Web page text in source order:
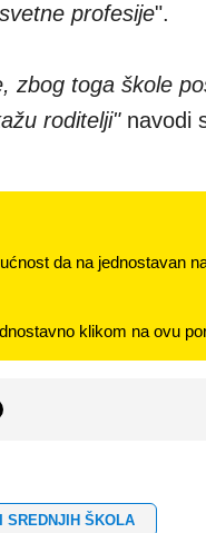
profesije".
zbog toga škole
roditelji"navodi
da na jednostavan
klikom na ovu
SREDNJIH ŠKOLA